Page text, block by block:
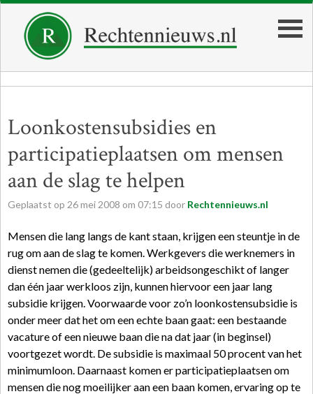
Loonkostensubsidies en
participatieplaatsen om mensen
aan de slag te helpen
Geplaatst op 26mei 2008 om 07:15 door Rechtennieuws.nl
Mensen die lang langs de kant staan, krijgen een steuntje in de
rug om aan de slag te komen. Werkgevers die werknemers in
dienst nemen die (gedeeltelijk) arbeidsongeschikt of langer
dan één jaar werkloos zijn, kunnen hiervoor een jaar lang
subsidie krijgen. Voorwaarde voor zo’n loonkostensubsidie is
onder meer dat het om een echte baan gaat: een bestaande
vacature of een nieuwe baan die na dat jaar (in beginsel)
voortgezet wordt. De subsidie is maximaal 50 procent van het
minimumloon. Daarnaast komen er participatieplaatsen om
mensen die nog moeilijker aan een baan komen, ervaring op te